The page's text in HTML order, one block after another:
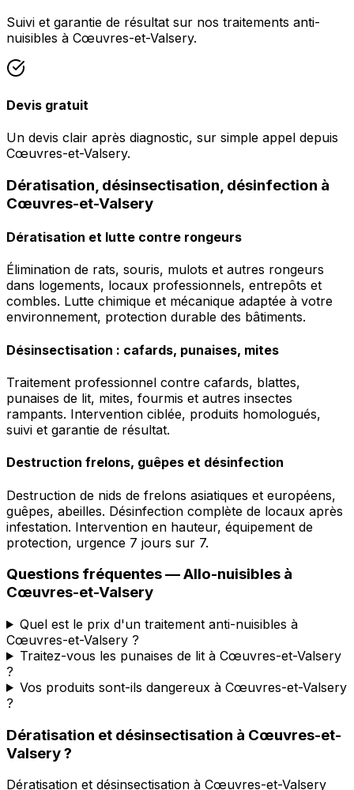
Suivi et garantie de résultat sur nos traitements anti-
nuisibles à Cœuvres-et-Valsery.
Devis gratuit
Un devis clair après diagnostic, sur simple appel depuis
Cœuvres-et-Valsery.
Dératisation, désinsectisation, désinfection à
Cœuvres-et-Valsery
Dératisation et lutte contre rongeurs
Élimination de rats, souris, mulots et autres rongeurs
dans logements, locaux professionnels, entrepôts et
combles. Lutte chimique et mécanique adaptée à votre
environnement, protection durable des bâtiments.
Désinsectisation : cafards, punaises, mites
Traitement professionnel contre cafards, blattes,
punaises de lit, mites, fourmis et autres insectes
rampants. Intervention ciblée, produits homologués,
suivi et garantie de résultat.
Destruction frelons, guêpes et désinfection
Destruction de nids de frelons asiatiques et européens,
guêpes, abeilles. Désinfection complète de locaux après
infestation. Intervention en hauteur, équipement de
protection, urgence 7 jours sur 7.
Questions fréquentes —Allo-nuisibles à
Cœuvres-et-Valsery
Quel est le prix d'un traitement anti-nuisibles à
Cœuvres-et-Valsery ?
Traitez-vous les punaises de lit à Cœuvres-et-Valsery
?
Vos produits sont-ils dangereux à Cœuvres-et-Valsery
?
Dératisation et désinsectisation à Cœuvres-et-
Valsery?
Dératisation et désinsectisation à Cœuvres-et-Valsery